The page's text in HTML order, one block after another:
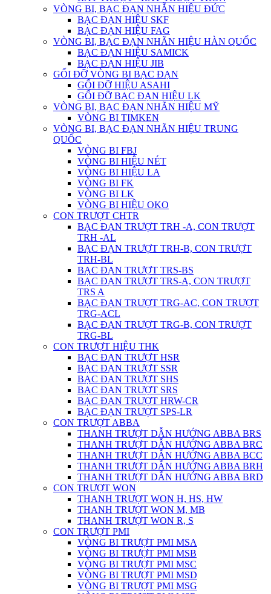
VÒNG BI, BẠC ĐẠN NHẴN HIỆU ĐỨC
BẠC ĐẠN HIỆU SKF
BẠC ĐẠN HIỆU FAG
VÒNG BI, BẠC ĐẠN NHÃN HIỆU HÀN QUỐC
BẠC ĐẠN HIỆU SAMICK
BẠC ĐẠN HIỆU JIB
GỐI ĐỠ VÒNG BI BẠC ĐẠN
GỐI ĐỠ HIỆU ASAHI
GỐI ĐỠ BẠC ĐẠN HIỆU LK
VÒNG BI, BẠC ĐẠN NHÃN HIỆU MỸ
VÒNG BI TIMKEN
VÒNG BI, BẠC ĐẠN NHÃN HIỆU TRUNG
QUỐC
VÒNG BI FBJ
VÒNG BI HIỆU NÉT
VÒNG BI HIỆU LA
VÒNG BI FK
VÒNG BI LK
VÒNG BI HIỆU OKO
CON TRƯỢT CHTR
BẠC ĐẠN TRƯỢT TRH -A, CON TRƯỢT
TRH -AL
BẠC ĐẠN TRƯỢT TRH-B, CON TRƯỢT
TRH-BL
BẠC ĐẠN TRƯỢT TRS-BS
BẠC ĐẠN TRƯỢT TRS-A, CON TRƯỢT
TRS A
BẠC ĐẠN TRƯỢT TRG-AC, CON TRƯỢT
TRG-ACL
BẠC ĐẠN TRƯỢT TRG-B, CON TRƯỢT
TRG-BL
CON TRƯỢT HIỆU THK
BẠC ĐẠN TRƯỢT HSR
BẠC ĐẠN TRƯỢT SSR
BẠC ĐẠN TRƯỢT SHS
BẠC ĐẠN TRƯỢT SRS
BẠC ĐẠN TRƯỢT HRW-CR
BẠC ĐẠN TRƯỢT SPS-LR
CON TRƯỢT ABBA
THANH TRƯỢT DẪN HƯỚNG ABBA BRS
THANH TRƯỢT DẪN HƯỚNG ABBA BRC
THANH TRƯỢT DẪN HƯỚNG ABBA BCC
THANH TRƯỢT DẪN HƯỚNG ABBA BRH
THANH TRƯỢT DẪN HƯỚNG ABBA BRD
CON TRƯỢT WON
THANH TRƯỢT WON H, HS, HW
THANH TRƯỢT WON M, MB
THANH TRƯỢT WON R, S
CON TRƯỢT PMI
VÒNG BI TRƯỢT PMI MSA
VÒNG BI TRƯỢT PMI MSB
VÒNG BI TRƯỢT PMI MSC
VÒNG BI TRƯỢT PMI MSD
VÒNG BI TRƯỢT PMI MSG